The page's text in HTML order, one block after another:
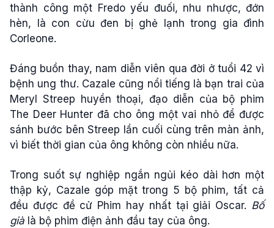
thành công một Fredo yếu đuối, nhu nhược, đớn
hèn, là con cừu đen bị ghẻ lạnh trong gia đình
Corleone.
Đáng buồn thay, nam diễn viên qua đời ở tuổi 42 vì
bệnh ung thư. Cazale cũng nổi tiếng là bạn trai của
Meryl Streep huyền thoại, đạo diễn của bộ phim
The Deer Hunter đã cho ông một vai nhỏ để được
sánh bước bên Streep lần cuối cùng trên màn ảnh,
vì biết thời gian của ông không còn nhiều nữa.
Trong suốt sự nghiệp ngắn ngủi kéo dài hơn một
thập kỷ, Cazale góp mặt trong 5 bộ phim, tất cả
đều được đề cử Phim hay nhất tại giải Oscar. Bố
già là bộ phim điện ảnh đầu tay của ông.